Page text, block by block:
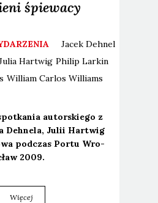
śpiewacy
Jacek Dehnel
Hartwig Philip Larkin
William Carlos Williams
autor­skie­go z
Deh­ne­la, Julii Har­twig
pod­czas Por­tu Wro­
2009.
Więcej